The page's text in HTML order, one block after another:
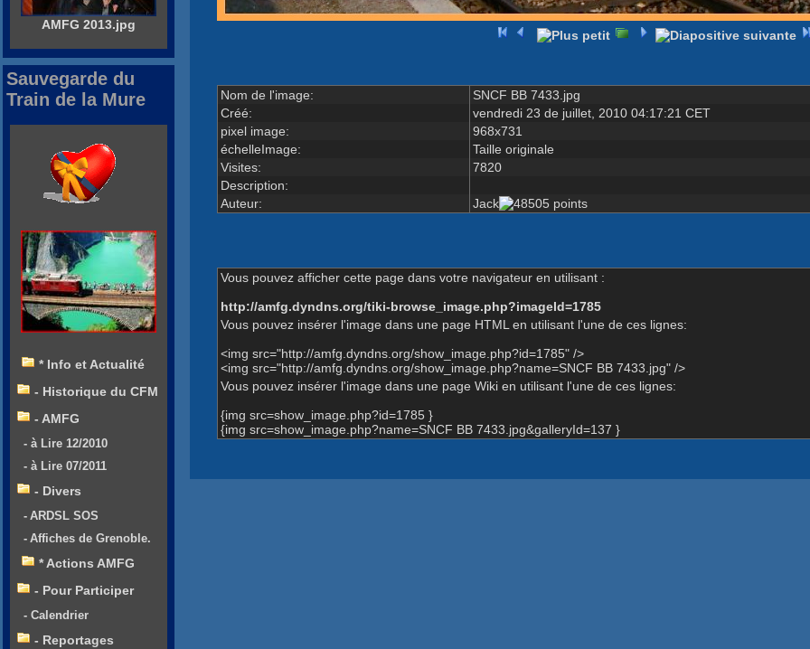
Nom de l'image:
SNCF BB 7433.jpg
Créé:
vendredi 23 de juillet, 2010 04:17:21 CET
pixel image:
968x731
échelleImage:
Taille originale
Visites:
7820
Description:
Auteur:
Jack
Vous pouvez afficher cette page dans votre navigateur en utilisant :
http://amfg.dyndns.org/tiki-browse_image.php?imageId=1785
Vous pouvez insérer l'image dans une page HTML en utilisant l'une de ces lignes:
<img src="http://amfg.dyndns.org/show_image.php?id=1785" />
<img src="http://amfg.dyndns.org/show_image.php?name=SNCF BB 7433.jpg" />
Vous pouvez insérer l'image dans une page Wiki en utilisant l'une de ces lignes:
{img src=show_image.php?id=1785 }
{img src=show_image.php?name=SNCF BB 7433.jpg&galleryId=137 }
AMFG 2013.jpg
Sauvegarde du
Train de la Mure
* Info et Actualité
- Historique du CFM
- AMFG
- à Lire 12/2010
- à Lire 07/2011
- Divers
- ARDSL SOS
- Affiches de Grenoble.
* Actions AMFG
- Pour Participer
- Calendrier
- Reportages